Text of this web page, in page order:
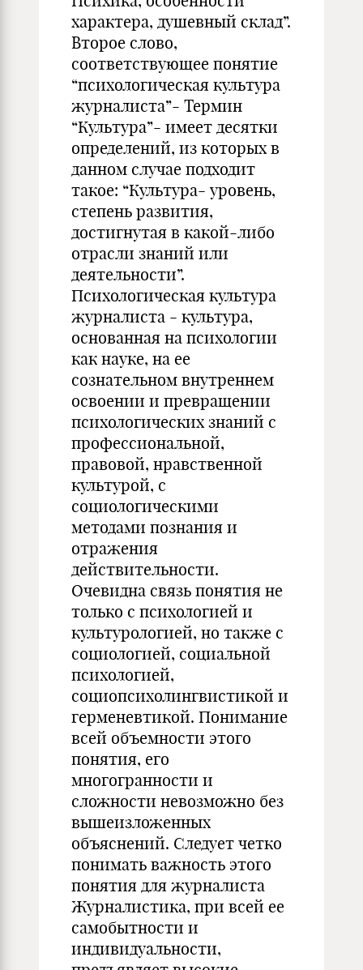
характера, душевный склад”.
Второе слово,
соответствующее понятие
“психологическая культура
журналиста”- Термин
“Культура”- имеет десятки
определений, из которых в
данном случае подходит
такое: “Культура- уровень,
степень развития,
достигнутая в какой-либо
отрасли знаний или
деятельности”.
Психологическая культура
журналиста - культура,
основанная на психологии
как науке, на ее
сознательном внутреннем
освоении и превращении
психологических знаний с
профессиональной,
правовой, нравственной
культурой, с
социологическими
методами познания и
отражения
действительности.
Очевидна связь понятия не
только с психологией и
культурологией, но также с
социологией, социальной
психологией,
социопсихолингвистикой и
герменевтикой. Понимание
всей объемности этого
понятия, его
многогранности и
сложности невозможно без
вышеизложенных
объяснений. Следует четко
понимать важность этого
понятия для журналиста
Журналистика, при всей ее
самобытности и
индивидуальности,